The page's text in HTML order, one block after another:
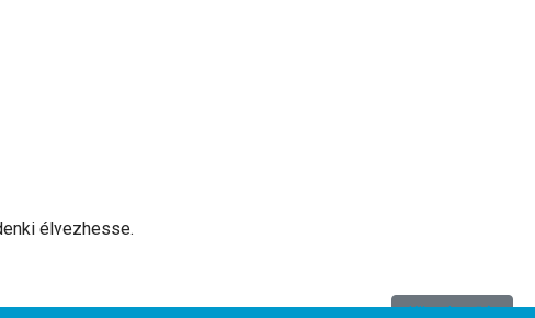
élvezhesse.
Következő cikk:
Következő